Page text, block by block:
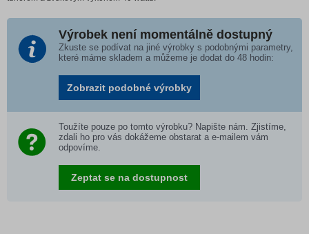
Výrobek není momentálně dostupný
Zkuste se podívat na jiné výrobky s podobnými parametry,
které máme skladem a můžeme je dodat do 48 hodin:
Zobrazit podobné výrobky
Toužíte pouze po tomto výrobku? Napište nám. Zjistíme,
zdali ho pro vás dokážeme obstarat a e-mailem vám
odpovíme.
Zeptat se na dostupnost